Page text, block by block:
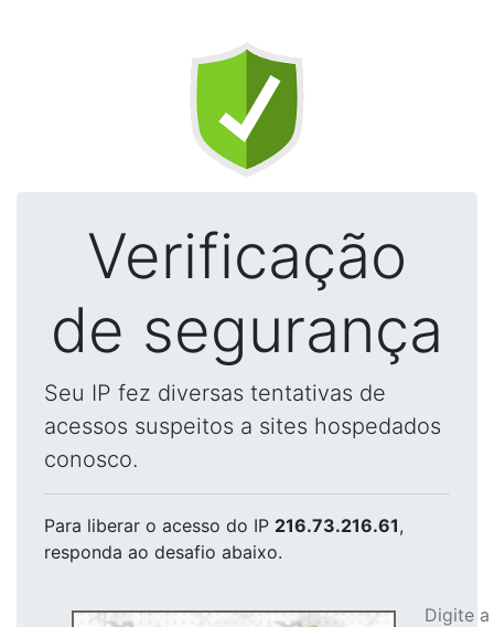
Verificação
de segurança
Seu IP fez diversas tentativas de
acessos suspeitos a sites hospedados
conosco.
Para liberar o acesso do IP 216.73.216.61,
responda ao desafio abaixo.
Digite